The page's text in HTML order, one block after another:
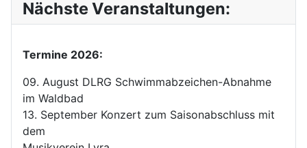
Nächste Veranstaltungen:
Termine 2026:
09. August DLRG Schwimmabzeichen-Abnahme
im Waldbad
13. September Konzert zum Saisonabschluss mit
dem